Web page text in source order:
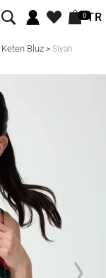
0TR
Keten Bluz> Siyah